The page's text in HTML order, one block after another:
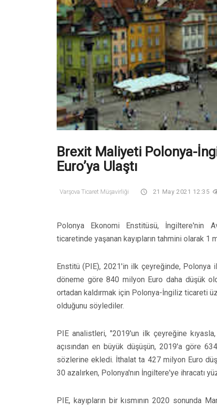
Brexit Maliyeti Polonya-
Euro’ya Ulaştı
Varşova Ticaret Müşavirliği 21 May 2021 12:35
Polonya Ekonomi Enstitüsü, İngiltere'nin
ticaretinde yaşanan kayıpların tahmini olarak 1
Enstitü (PIE), 2021'in ilk çeyreğinde, Polonya
döneme göre 840 milyon Euro daha düşük
ortadan kaldırmak için Polonya-İngiliz ticareti
olduğunu söylediler.
PIE analistleri, "2019'un ilk çeyreğine
açısından en büyük düşüşün, 2019'a göre
sözlerine ekledi. İthalat ta 427 milyon Euro
30 azalırken, Polonya'nın İngiltere'ye ihracatı
PIE, kayıpların bir kısmının 2020 sonunda